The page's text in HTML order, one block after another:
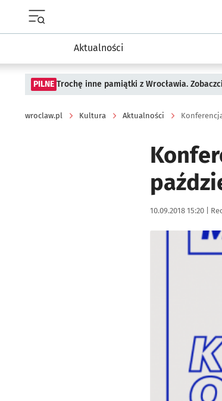
Aktualności
PILNE Trochę inne pamiątki z Wrocławia.
wroclaw.pl Kultura Aktualności
Data publikacji:
10.09.2018 15:20 |
Kliknij, aby